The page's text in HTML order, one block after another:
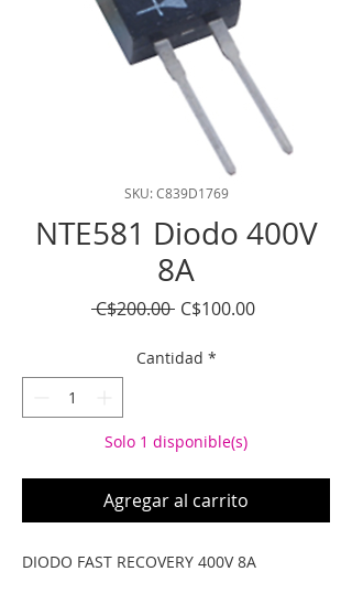
SKU: C839D1769
NTE581 Diodo 400V
8A
C$200.00 Precio
C$100.00Precio
Cantidad *
Solo 1 disponible(s)
Agregar al carrito
DIODO FAST RECOVERY 400V 8A